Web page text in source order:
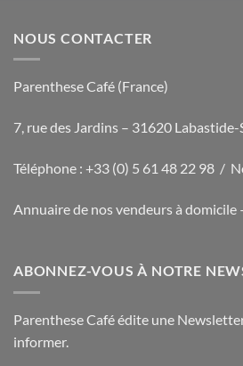
NOUS CONTACTER
Parenthese Café (France)
7, rue des Jardins – 31620
Téléphone : +33 (0) 5 61 48 22 98 /
Annuaire de nos vendeurs à domicile
ABONNEZ-VOUS À NOTRE
Parenthese Café édite une
informer.